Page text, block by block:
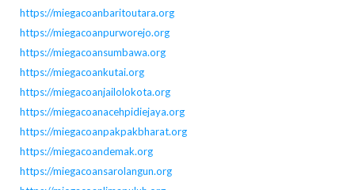
https://miegacoanbaritoutara.org
https://miegacoanpurworejo.org
https://miegacoansumbawa.org
https://miegacoankutai.org
https://miegacoanjailolokota.org
https://miegacoanacehpidiejaya.org
https://miegacoanpakpakbharat.org
https://miegacoandemak.org
https://miegacoansarolangun.org